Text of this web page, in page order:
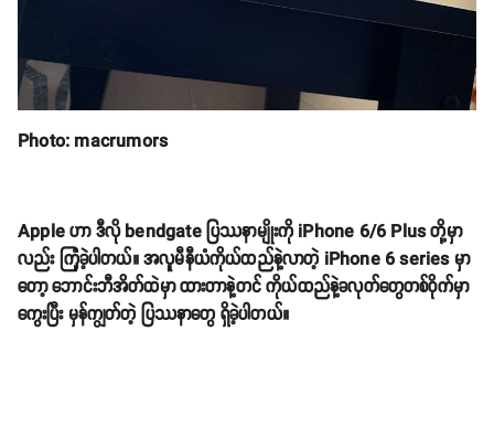
Photo: macrumors
Apple ဟာ ဒီလို bendgate ပြဿနာမျိုးကို iPhone 6/6 Plus တို့မှာ
လည်း ကြုံခဲ့ပါတယ်။ အလူမီနီယံကိုယ်ထည်နဲ့လာတဲ့ iPhone 6 series မှာ
တော့ ဘောင်းဘီအိတ်ထဲမှာ ထားတာနဲ့တင် ကိုယ်ထည်နဲ့ခလုတ်တွေတစ်ဝိုက်မှာ
ကွေးပြီး မှန်ကျွတ်တဲ့ ပြဿနာတွေ ရှိခဲ့ပါတယ်။